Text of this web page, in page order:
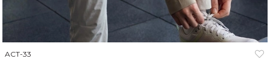
ACT-33